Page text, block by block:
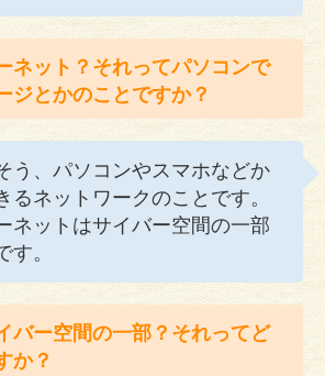
ネット？それってパソコンで
ジとかのことですか？
う、パソコンやスマホなどか
るネットワークのことです。
ネットはサイバー空間の一部
す。
バー空間の一部？それってど
か？